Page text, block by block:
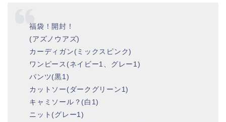
福袋！開封！
(アズノウアズ)
カーディガン(ミックスピンク)
ワンピース(ネイビー1、グレー1)
パンツ(黒1)
カットソー(ダークグリーン1)
キャミソール？(白1)
ニット(グレー1)